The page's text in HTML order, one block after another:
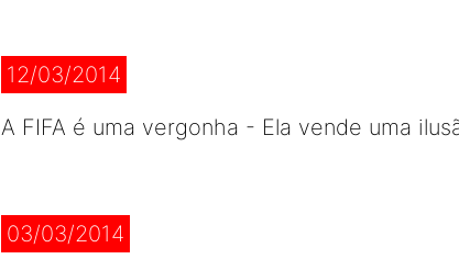
12/03/2014
A FIFA é uma vergonha - Ela vende uma
03/03/2014